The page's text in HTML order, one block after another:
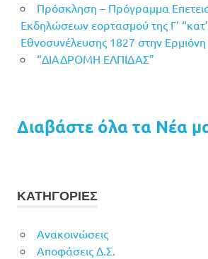
Πρόσκληση – Πρόγραμμα
Εκδηλώσεων εορτασμού της Γ’
Εθνοσυνέλευσης 1827 στην Ερμιόνη
“ΔΙΑΔΡΟΜΗ ΕΛΠΙΔΑΣ”
Διαβάστε όλα τα Νέα
ΚΑΤΗΓΟΡΙΕΣ
Ανακοινώσεις
Αποφάσεις Δ.Σ.